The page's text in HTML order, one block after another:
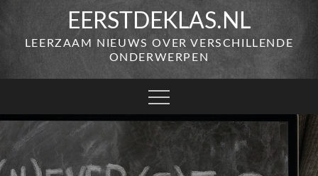
content
EERSTDEKLAS.NL
LEERZAAM NIEUWS OVER VERSCHILLENDE
ONDERWERPEN